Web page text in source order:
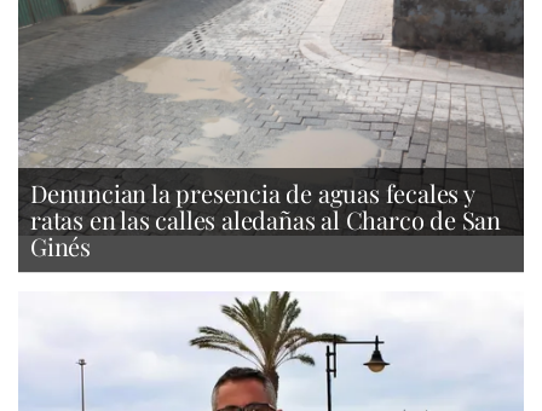
Denuncian la presencia de aguas fecales y
ratas en las calles aledañas al Charco de San
Ginés